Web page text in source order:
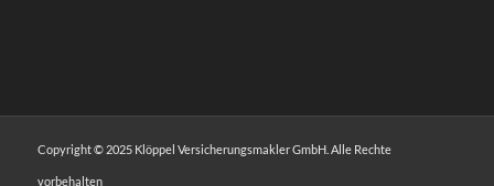
Copyright © 2025 Klöppel Versicherungsmakler GmbH. Alle Rechte
vorbehalten